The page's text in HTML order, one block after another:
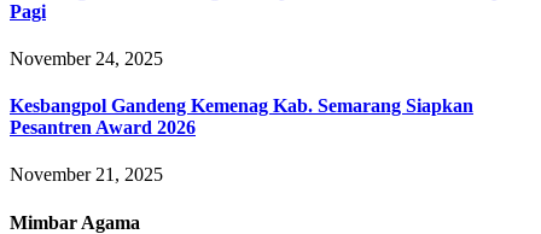
Pagi
November 24, 2025
Kesbangpol Gandeng Kemenag Kab. Semarang Siapkan
Pesantren Award 2026
November 21, 2025
Mimbar Agama